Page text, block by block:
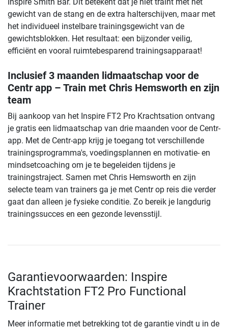
gewicht van de stang en de extra halterschijven, maar met
het individueel instelbare trainingsgewicht van de
gewichtsblokken. Het resultaat: een bijzonder veilig,
efficiënt en vooral ruimtebesparend trainingsapparaat!
Inclusief 3 maanden lidmaatschap voor de
Centr app – Train met Chris Hemsworth en zijn
team
Bij aankoop van het Inspire FT2 Pro Krachtsation ontvang
je gratis een lidmaatschap van drie maanden voor de Centr-
app. Met de Centr-app krijg je toegang tot verschillende
trainingsprogramma's, voedingsplannen en motivatie- en
mindsetcoaching om je te begeleiden tijdens je
trainingstraject. Samen met Chris Hemsworth en zijn
selecte team van trainers ga je met Centr op reis die verder
gaat dan alleen je fysieke conditie. Zo bereik je langdurig
trainingssucces en een gezonde levensstijl.
Garantievoorwaarden: Inspire
Krachtstation FT2 Pro Functional
Trainer
Meer informatie met betrekking tot de garantie vindt u in de